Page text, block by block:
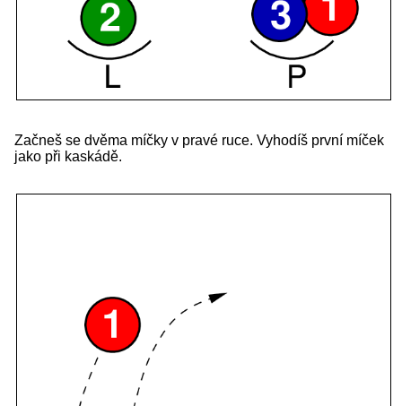
Začneš se dvěma míčky v pravé ruce. Vyhodíš první míček
jako při kaskádě.